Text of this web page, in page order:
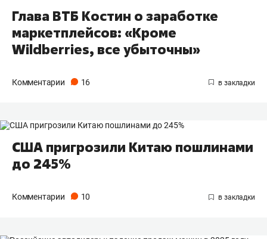
Глава ВТБ Костин о заработке
маркетплейсов: «Кроме
Wildberries, все убыточны»
Комментарии 16
США пригрозили Китаю пошлинами
до 245%
Комментарии 10